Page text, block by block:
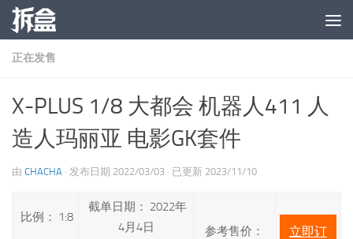
跳至内容
正在发售
X-PLUS 1/8 大都会 机器人411 人
造人玛丽亚 电影GK套件
由 CHACHA · 发布日期 2022/03/03 · 已更新 2023/11/10
比例： 1:8
截单日期： 2022年
4月4日
参考售价：
立即订